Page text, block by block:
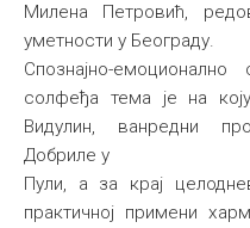
Милена Петровић,
уметности у Београду.
Спознајно-
солфеђа тема је на
Видулин, ванредни
Добриле у
Пули, а за крај
практичној примени